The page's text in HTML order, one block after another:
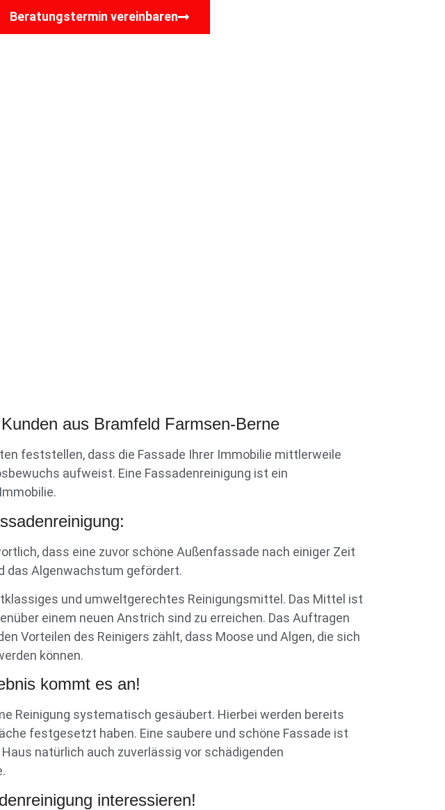
Beratungstermin vereinbaren
aus Bramfeld Farmsen-Berne
feststellen, dass die Fassade Ihrer Immobilie mittlerweile
aufweist. Eine Fassadenreinigung ist ein
dass eine zuvor schöne Außenfassade nach einiger Zeit
das Algenwachstum gefördert.
und umweltgerechtes Reinigungsmittel. Das Mittel ist
einem neuen Anstrich sind zu erreichen. Das Auftragen
Vorteilen des Reinigers zählt, dass Moose und Algen, die sich
können.
kommt es an!
Reinigung systematisch gesäubert. Hierbei werden bereits
festgesetzt haben. Eine saubere und schöne Fassade ist
natürlich auch zuverlässig vor schädigenden
interessieren!